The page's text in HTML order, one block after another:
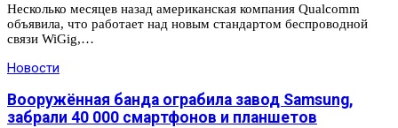
Несколько месяцев назад американская компания Qualcomm
объявила, что работает над новым стандартом беспроводной
связи WiGig,…
Новости
Вооружённая банда ограбила завод Samsung,
забрали 40 000 смартфонов и планшетов